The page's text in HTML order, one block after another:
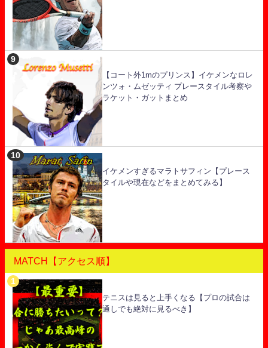
【コート外1mのプリンス】イケメンなロレ
ンツォ・ムゼッティ プレースタイル考察や
ラケット・ガットまとめ
イケメンすぎるマラトサフィン【プレース
タイルや現在などをまとめてみる】
MATCH【アクセス順】
テニスは見ると上手くなる【プロの試合は
通しでも絶対に見るべき】